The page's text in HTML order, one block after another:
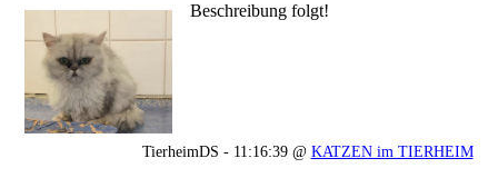
Beschreibung folgt!
TierheimDS - 11:16:39 @ KATZEN im TIERHEIM